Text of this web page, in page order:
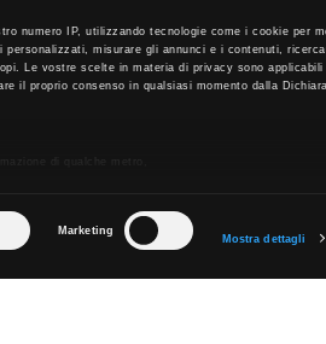
numero IP, utilizzando tecnologie come i cookie per
misurare gli annunci e i contenuti,
Le vostre scelte in materia di privacy sono applicabili
il proprio consenso in qualsiasi momento dalla
di qualche metro,
Marketing
Mostra dettagli